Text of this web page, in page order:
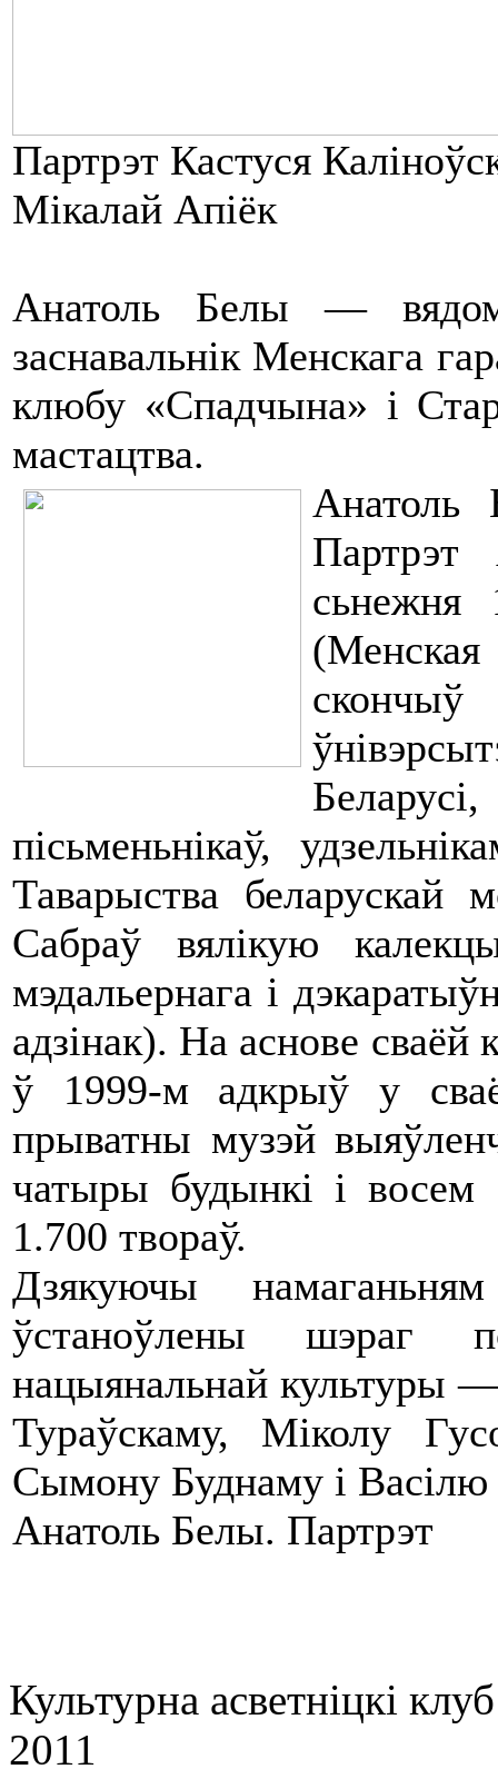
Партрэт Кастуся
Мікалай Апіёк
Анатоль Белы —
заснавальнік Менскага
клюбу «Спадчына» і
мастацтва.
Анатоль
Партрэт
сьнежня
пісьменьнікаў,
Таварыства
Сабраў вялікую
мэдальернага і
адзінак). На аснове сваёй
ў 1999-м адкрыў у
прыватны музэй
чатыры будынкі і восем
1.700 твораў.
Дзякуючы
ўстаноўлены шэраг
нацыянальнай культуры
Тураўскаму, Міколу
Сымону Буднаму і Васілю
Анатоль Белы. Партрэт
Культурна асветнiцкi
2011